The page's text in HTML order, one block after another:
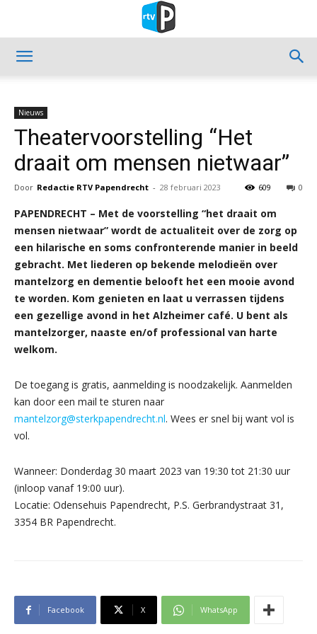
Nieuws
Theatervoorstelling “Het
draait om mensen nietwaar”
Door Redactie RTV Papendrecht - 28 februari 2023 0
609
PAPENDRECHT – Met de voorstelling “het draait om
mensen nietwaar” wordt de actualiteit over de zorg op
een hilarische en soms confronterende manier in beeld
gebracht. Met liederen op bekende melodieën over
mantelzorg en dementie belooft het een mooie avond
te worden. Kom genieten en laat u verrassen tijdens
een gezellige avond in het Alzheimer café. U bent als
mantelzorger, naaste en/of professional van harte
welkom.
De toegang is gratis, aanmelding is noodzakelijk. Aanmelden
kan door een mail te sturen naar
mantelzorg@sterkpapendrecht.nl. Wees er snel bij want vol is
vol.
Wanneer: Donderdag 30 maart 2023 van 19:30 tot 21:30 uur
(inloop vanaf 19:00 uur).
Locatie: Odensehuis Papendrecht, P.S. Gerbrandystraat 31,
3354 BR Papendrecht.
Facebook X WhatsApp